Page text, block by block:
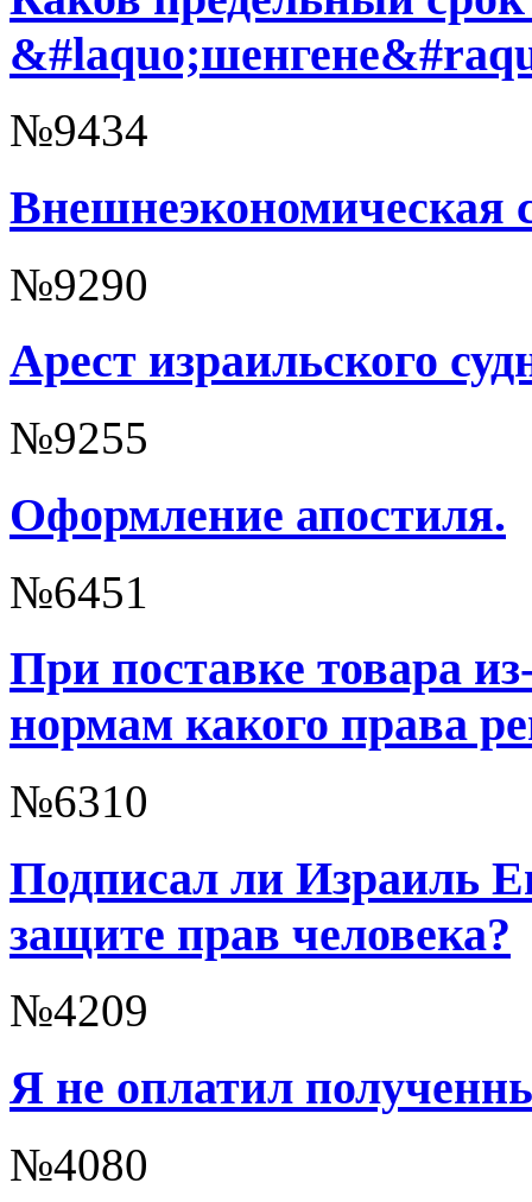
№9434
Внешнеэкономическая
№9290
Арест израильского
№9255
Оформление апостиля.
№6451
При поставке товара
нормам какого права
№6310
Подписал ли Израиль
защите прав человека?
№4209
Я не оплатил
№4080